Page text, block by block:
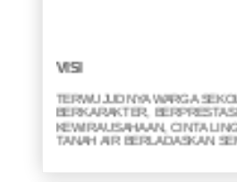
VISI
BERKARAKTER,
KEWIRAUSAHAAN, CINTA
TANAH AIR BERLADASKAN